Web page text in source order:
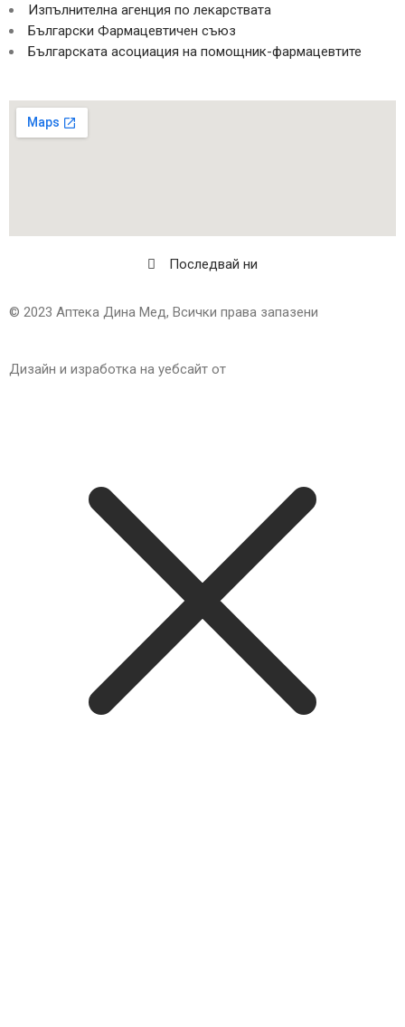
Изпълнителна агенция по лекарствата
Български Фармацевтичен съюз
Българската асоциация на помощник-фармацевтите
Последвай ни
© 2023 Аптека Дина Мед, Всички права запазени
Дизайн и изработка на уебсайт от